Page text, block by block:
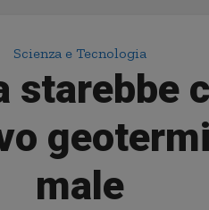
Scienza e Tecnologia
starebbe
male